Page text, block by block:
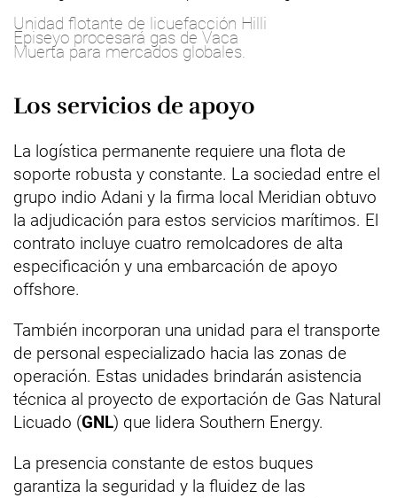
Unidad flotante de licuefacción Hilli
Episeyo procesará gas de Vaca
Muerta para mercados globales.
Los servicios de apoyo
La logística permanente requiere una flota de
soporte robusta y constante. La sociedad entre el
grupo indio Adani y la firma local Meridian obtuvo
la adjudicación para estos servicios marítimos. El
contrato incluye cuatro remolcadores de alta
especificación y una embarcación de apoyo
offshore.
También incorporan una unidad para el transporte
de personal especializado hacia las zonas de
operación. Estas unidades brindarán asistencia
técnica al proyecto de exportación de Gas Natural
Licuado (GNL) que lidera Southern Energy.
La presencia constante de estos buques
garantiza la seguridad y la fluidez de las